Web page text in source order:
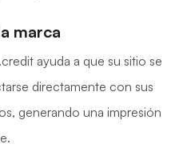
marca
ayuda a que su sitio se
directamente con sus
generando una impresión